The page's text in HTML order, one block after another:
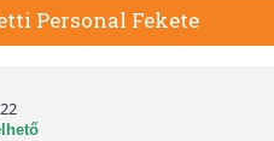
Personal Fekete